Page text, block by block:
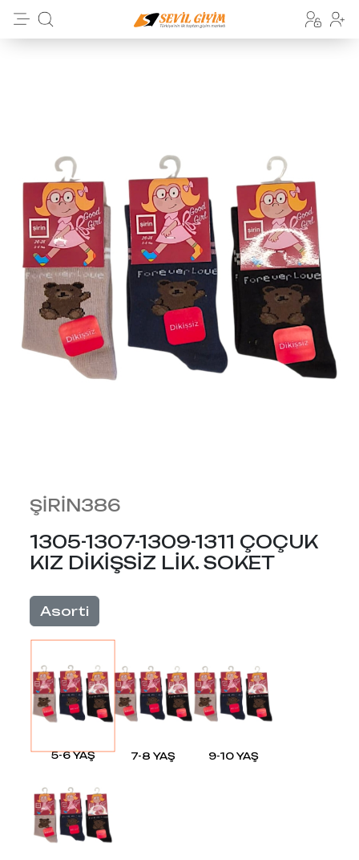
ŞİRİN386
1305-1307-1309-1311 ÇOÇUK
KIZ DİKİŞSİZ LİK. SOKET
Asorti
5-6 YAŞ 7-8 YAŞ 9-10 YAŞ